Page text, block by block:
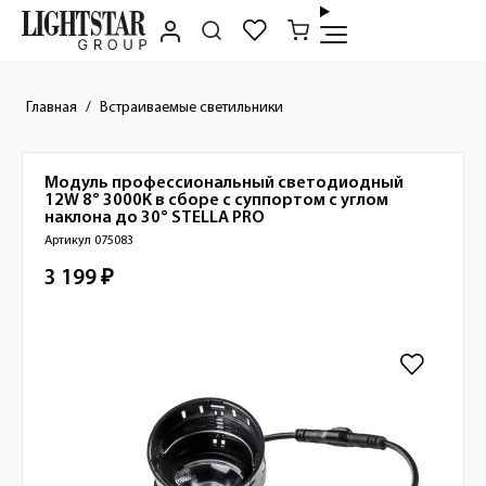
Главная Встраиваемые светильники
Краткое описание товара
Модуль профессиональный светодиодный
12W 8° 3000K в сборе с суппортом с углом
наклона до 30° STELLA PRO
Артикул 075083
Стоимость товара
3 199 ₽